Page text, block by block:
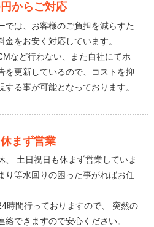
からご対応
では、お客様のご負担を減らすた
金をお安く対応しています。
など行わない、また自社にてホ
を更新しているので、コストを抑
する事が可能となっております。
まず営業
、 土日祝日も休まず営業していま
り等水回りの困った事がればお任
時間行っておりますので、 突然の
絡できますので安心ください。